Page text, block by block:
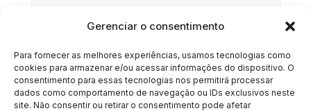
Gerenciar o consentimento
Para fornecer as melhores experiências, usamos tecnologias como
cookies para armazenar e/ou acessar informações do dispositivo. O
consentimento para essas tecnologias nos permitirá processar
dados como comportamento de navegação ou IDs exclusivos neste
site. Não consentir ou retirar o consentimento pode afetar
Rússia
Sociedade